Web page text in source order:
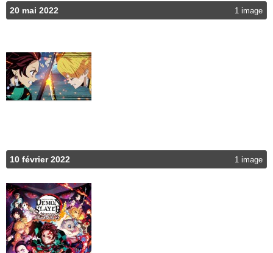
20 mai 2022 1 image
10 février 2022 1 image